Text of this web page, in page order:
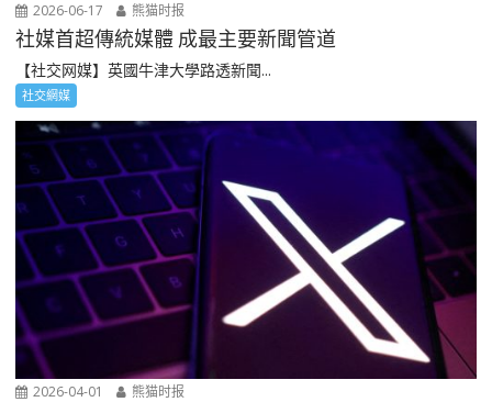
2026-06-17 熊猫时报
社媒首超傳統媒體 成最主要新聞管道
【社交网媒】英國牛津大學路透新聞...
社交網媒
2026-04-01 熊猫时报